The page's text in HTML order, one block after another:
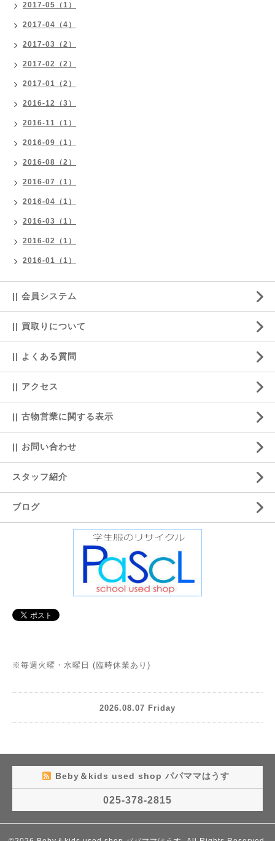
2017-05（1）
2017-04（4）
2017-03（2）
2017-02（2）
2017-01（2）
2016-12（3）
2016-11（1）
2016-09（1）
2016-08（2）
2016-07（1）
2016-04（1）
2016-03（1）
2016-02（1）
2016-01（1）
|| 会員システム
|| 買取りについて
|| よくある質問
|| アクセス
|| 古物営業に関する表示
|| お問い合わせ
スタッフ紹介
ブログ
※毎週火曜・水曜日 (臨時休業あり)
2026.08.07 Friday
Beby＆kids used shop パパママはうす
025-378-2815